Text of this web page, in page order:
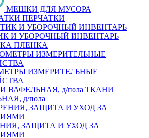
МЕШКИ ДЛЯ МУСОРА
ПЕРЧАТКИ
И УБОРОЧНЫЙ ИНВЕНТАРЬ
ПЛЕНКА
ИЗМЕРИТЕЛЬНЫЕ
ТКАНИ
д/пола
ЗАЩИТА И УХОД ЗА